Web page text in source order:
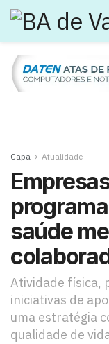
Capa Atualidade
saúde
Atividade física,
iniciativas de
uma estratégia
qualidade de